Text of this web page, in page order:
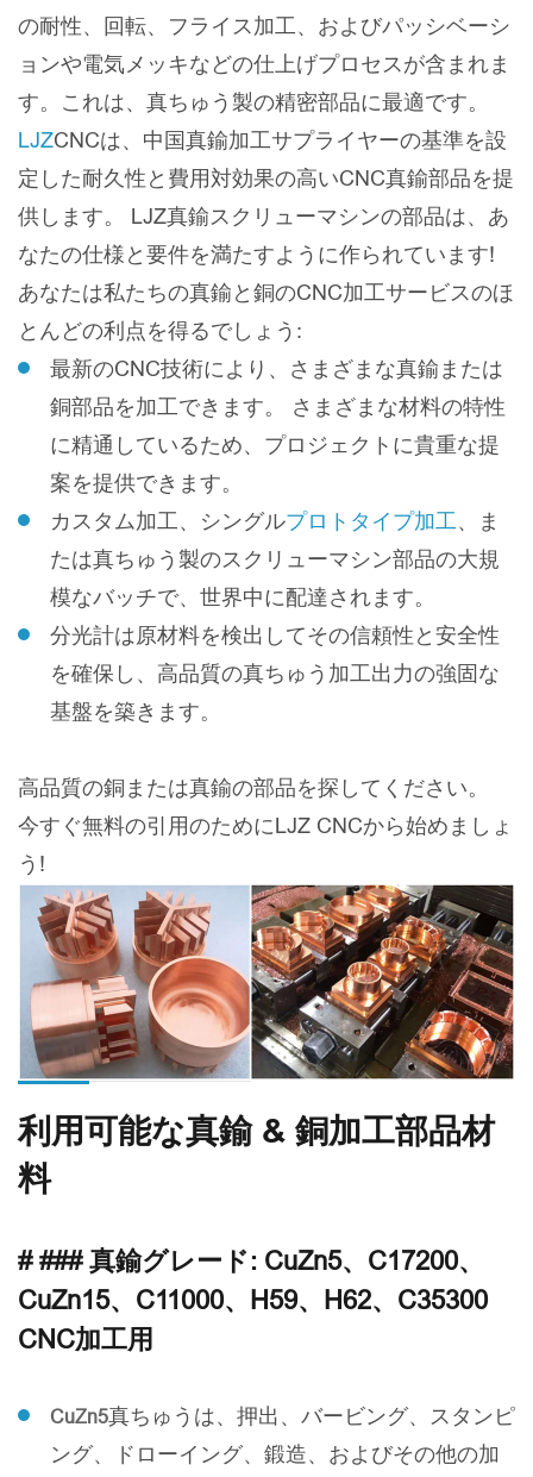
の耐性、回転、フライス加工、およびパッシベーシ
ョンや電気メッキなどの仕上げプロセスが含まれま
す。これは、真ちゅう製の精密部品に最適です。
LJZCNCは、中国真鍮加工サプライヤーの基準を設
定した耐久性と費用対効果の高いCNC真鍮部品を提
供します。 LJZ真鍮スクリューマシンの部品は、あ
なたの仕様と要件を満たすように作られています!
あなたは私たちの真鍮と銅のCNC加工サービスのほ
とんどの利点を得るでしょう:
最新のCNC技術により、さまざまな真鍮または
銅部品を加工できます。 さまざまな材料の特性
に精通しているため、プロジェクトに貴重な提
案を提供できます。
カスタム加工、シングルプロトタイプ加工、ま
たは真ちゅう製のスクリューマシン部品の大規
模なバッチで、世界中に配達されます。
分光計は原材料を検出してその信頼性と安全性
を確保し、高品質の真ちゅう加工出力の強固な
基盤を築きます。
高品質の銅または真鍮の部品を探してください。
今すぐ無料の引用のためにLJZ CNCから始めましょ
う!
利用可能な真鍮 & 銅加工部品材
料
# ### 真鍮グレード: CuZn5、C17200、
CuZn15、C11000、H59、H62、C35300
CNC加工用
CuZn5真ちゅうは、押出、バービング、スタンピ
ング、ドローイング、鍛造、およびその他の加